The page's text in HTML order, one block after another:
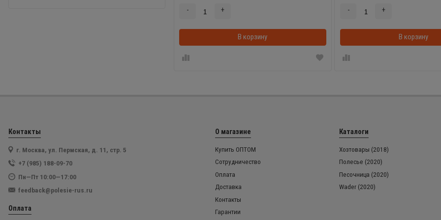
- +
В корзину В корзинке
- +
В корзину
Контакты
г. Москва, ул. Пермская, д. 11, стр. 5
+7 (985) 188-09-70
Пн—Пт 10:00—17:00
feedback@polesie-rus.ru
Оплата
О магазине
Купить ОПТОМ
Сотрудничество
Оплата
Доставка
Контакты
Гарантии
Каталоги
Хозтовары (2018)
Полесье (2020)
Песочница (2020)
Wader (2020)